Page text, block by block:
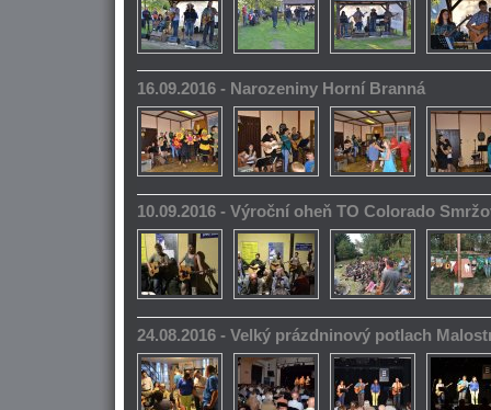
16.09.2016 - Narozeniny Horní Branná
10.09.2016 - Výroční oheň TO Colorado
24.08.2016 - Velký prázdninový potlach